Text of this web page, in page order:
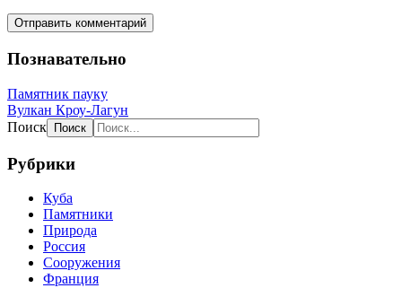
Познавательно
Памятник пауку
Вулкан Кроу-Лагун
Поиск
Рубрики
Куба
Памятники
Природа
Россия
Сооружения
Франция